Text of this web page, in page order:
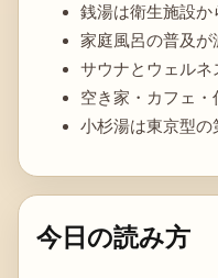
銭湯は衛生施設か
家庭風呂の普及が
サウナとウェルネ
空き家・カフェ・
小杉湯は東京型の
今日の読み方